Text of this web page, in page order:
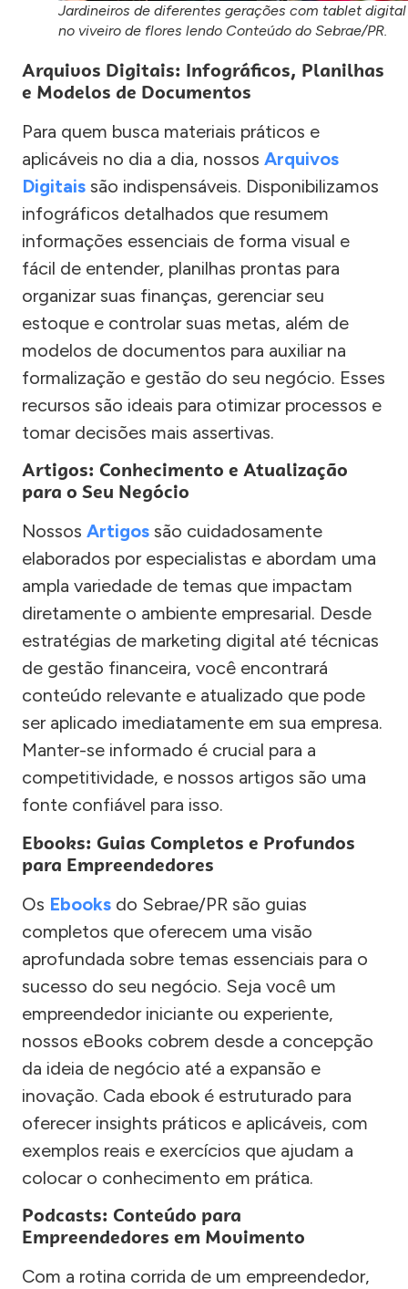
Jardineiros de diferentes gerações com tablet digital
no viveiro de flores lendo Conteúdo do Sebrae/PR.
Arquivos Digitais: Infográficos, Planilhas
e Modelos de Documentos
Para quem busca materiais práticos e
aplicáveis no dia a dia, nossos Arquivos
Digitais são indispensáveis. Disponibilizamos
infográficos detalhados que resumem
informações essenciais de forma visual e
fácil de entender, planilhas prontas para
organizar suas finanças, gerenciar seu
estoque e controlar suas metas, além de
modelos de documentos para auxiliar na
formalização e gestão do seu negócio. Esses
recursos são ideais para otimizar processos e
tomar decisões mais assertivas.
Artigos: Conhecimento e Atualização
para o Seu Negócio
Nossos Artigos são cuidadosamente
elaborados por especialistas e abordam uma
ampla variedade de temas que impactam
diretamente o ambiente empresarial. Desde
estratégias de marketing digital até técnicas
de gestão financeira, você encontrará
conteúdo relevante e atualizado que pode
ser aplicado imediatamente em sua empresa.
Manter-se informado é crucial para a
competitividade, e nossos artigos são uma
fonte confiável para isso.
Ebooks: Guias Completos e Profundos
para Empreendedores
Os Ebooks do Sebrae/PR são guias
completos que oferecem uma visão
aprofundada sobre temas essenciais para o
sucesso do seu negócio. Seja você um
empreendedor iniciante ou experiente,
nossos eBooks cobrem desde a concepção
da ideia de negócio até a expansão e
inovação. Cada ebook é estruturado para
oferecer insights práticos e aplicáveis, com
exemplos reais e exercícios que ajudam a
colocar o conhecimento em prática.
Podcasts: Conteúdo para
Empreendedores em Movimento
Com a rotina corrida de um empreendedor,